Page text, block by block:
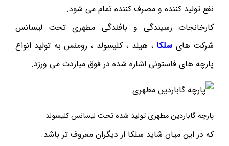
نفع تولید کننده و مصرف کننده تمام می شود.
کارخانجات رسیندگی و بافندگی مطهری تحت لیسانس
شرکت های سلکا ، هیلد ، کلیسولد ، رومنس به تولید انواع
پارچه های فاستونی اشاره شده در فوق مباردت می ورزد.
پارچه گاباردین مطهری تولید شده تحت لیسانس کلیسولد
که در این میان شاید سلکا از دیگران معروف تر باشد.